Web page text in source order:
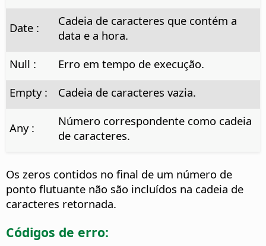
Date :
Cadeia de caracteres que contém a
data e a hora.
Null :
Erro em tempo de execução.
Empty :
Cadeia de caracteres vazia.
Any :
Número correspondente como cadeia
de caracteres.
Os zeros contidos no final de um número de
ponto flutuante não são incluídos na cadeia de
caracteres retornada.
Códigos de erro: